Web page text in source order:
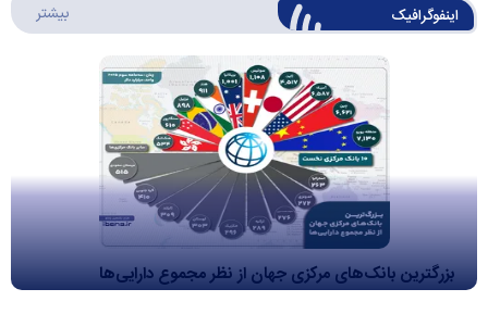
اینفوگرافیک بیشتر
بزرگترین بانک‌های مرکزی جهان از نظر مجموع دارایی‌ها